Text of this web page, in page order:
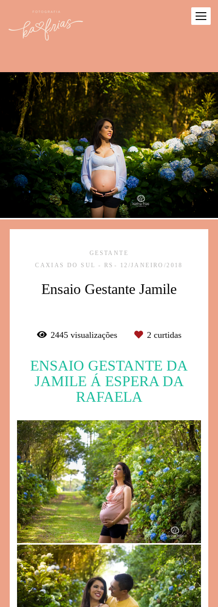
GESTANTE
CAXIAS DO SUL - RS
12/JANEIRO/2018
Ensaio Gestante Jamile
2445visualizações 2 curtidas
ENSAIO GESTANTE DA
JAMILE Á ESPERA DA
RAFAELA